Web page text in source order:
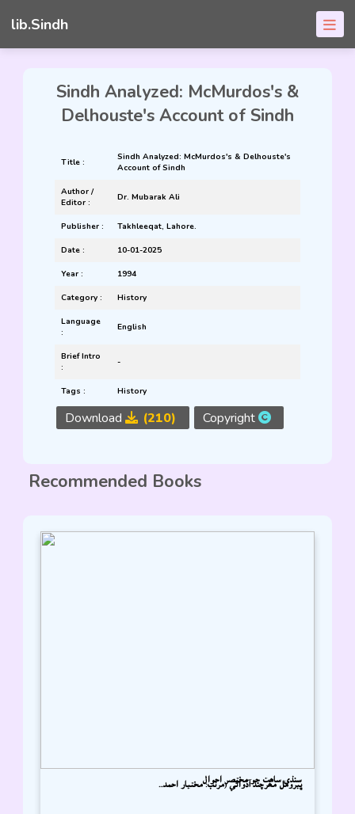
lib.Sindh
Sindh Analyzed: McMurdos's &
Delhouste's Account of Sindh
Title :
Sindh Analyzed: McMurdos's & Delhouste's
Account of Sindh
Author /
Editor :
Dr. Mubarak Ali
Publisher : Takhleeqat, Lahore.
Date : 10-01-2025
Year : 1994
Category : History
Language
:
English
Brief Intro
:
-
Tags : History
Download (210) Copyright
Recommended Books
سنڌي ساھت جو مختصر احوال
ڀيرومل مھرچند آڏواڻي (مرتب: مختيار احمد...